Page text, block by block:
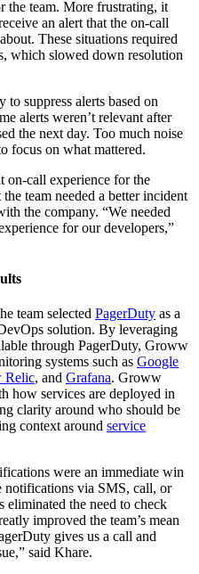
the team. More frustrating, it
an alert that the on-call
These situations required
which slowed down resolution
to suppress alerts based on
alerts weren’t relevant after
the next day. Too much noise
focus on what mattered.
on-call experience for the
team needed a better incident
the company. “We needed
for our developers,”
team selected PagerDuty as a
solution. By leveraging
through PagerDuty, Groww
systems such as Google
Relic, and Grafana. Groww
how services are deployed in
clarity around who should be
context around service
were an immediate win
notifications via SMS, call, or
eliminated the need to check
improved the team’s mean
gives us a call and
said Khare.